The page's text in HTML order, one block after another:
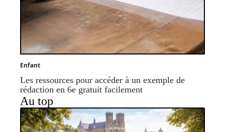
Enfant
Les ressources pour accéder à un exemple de
rédaction en 6e gratuit facilement
Au top